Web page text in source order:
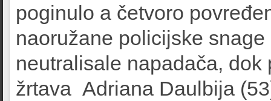
poginulo a četvoro
naoružane policijske
neutralisale napadača,
žrtava Adriana Daulbija